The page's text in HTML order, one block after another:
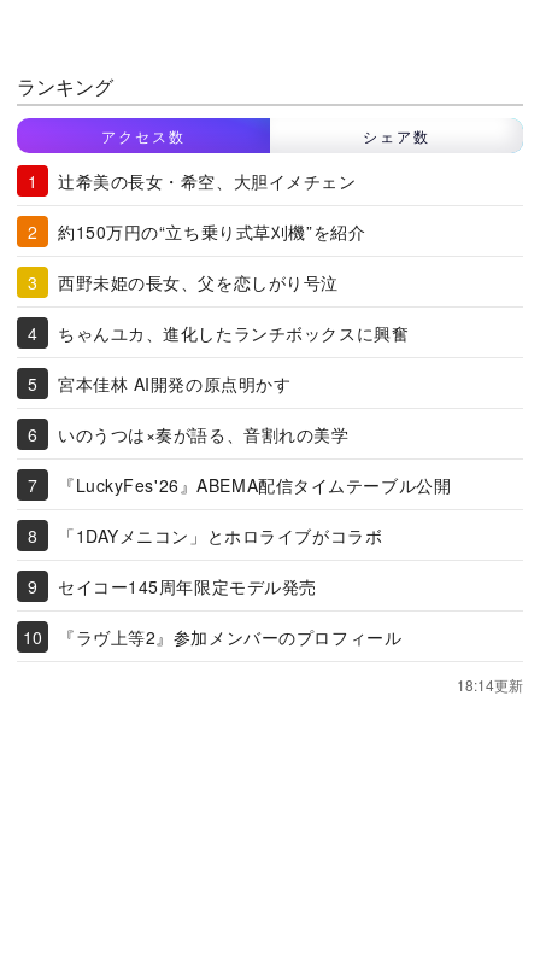
ランキング
アクセス数 シェア数
辻希美の長女・希空、大胆イメチェン
約150万円の“立ち乗り式草刈機”を紹介
西野未姫の長女、父を恋しがり号泣
ちゃんユカ、進化したランチボックスに興奮
宮本佳林 AI開発の原点明かす
いのうつは×奏が語る、音割れの美学
『LuckyFes'26』ABEMA配信タイムテーブル公開
「1DAYメニコン」とホロライブがコラボ
セイコー145周年限定モデル発売
『ラヴ上等2』参加メンバーのプロフィール
18:14更新